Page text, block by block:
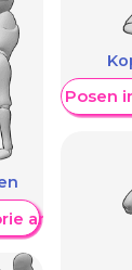
anzeigen
Posen